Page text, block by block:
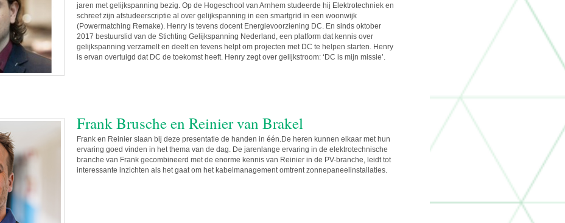
jaren met gelijkspanning bezig. Op de Hogeschool van Arnhem studeerde hij Elektrotechniek en
schreef zijn afstudeerscriptie al over gelijkspanning in een smartgrid in een woonwijk
(Powermatching Remake). Henry is tevens docent Energievoorziening DC. En sinds oktober
2017 bestuurslid van de Stichting Gelijkspanning Nederland, een platform dat kennis over
gelijkspanning verzamelt en deelt en tevens helpt om projecten met DC te helpen starten. Henry
is ervan overtuigd dat DC de toekomst heeft. Henry zegt over gelijkstroom: ‘DC is mijn missie’.
Frank Brusche en Reinier van Brakel
Frank en Reinier slaan bij deze presentatie de handen in één.De heren kunnen elkaar met hun
ervaring goed vinden in het thema van de dag. De jarenlange ervaring in de elektrotechnische
branche van Frank gecombineerd met de enorme kennis van Reinier in de PV-branche, leidt tot
interessante inzichten als het gaat om het kabelmanagement omtrent zonnepaneelinstallaties.